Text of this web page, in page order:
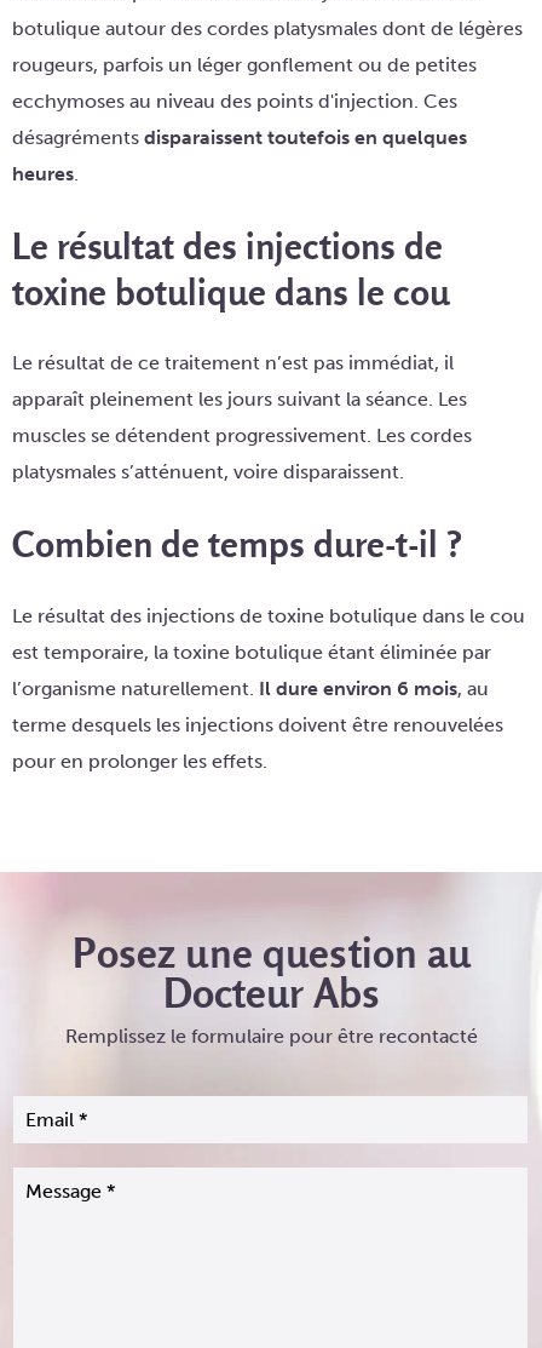
botulique autour des cordes platysmales dont de légères
rougeurs, parfois un léger gonflement ou de petites
ecchymoses au niveau des points d'injection. Ces
désagréments disparaissent toutefois en quelques
heures
Le résultat des injections de
toxine botulique dans le cou
Le résultat de ce traitement n’est pas immédiat, il
apparaît pleinement les jours suivant la séance. Les
muscles se détendent progressivement. Les cordes
platysmales s’atténuent, voire disparaissent.
Combien de temps dure-t-il ?
Le résultat des injections de toxine botulique dans le cou
est temporaire, la toxine botulique étant éliminée par
l’organisme naturellement. Il dure environ 6 mois, au
terme desquels les injections doivent être renouvelées
pour en prolonger les effets.
Posez une question au
Docteur Abs
Remplissez le formulaire pour être recontacté